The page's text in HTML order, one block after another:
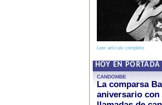
Leer artículo completo
HOY EN PORTADA
CANDOMBE
La comparsa
aniversario